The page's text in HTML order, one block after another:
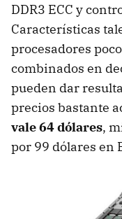
DDR3 ECC y
Características
procesadores
combinados en
pueden dar
precios bastante
vale 64 dólares,
por 99 dólares en